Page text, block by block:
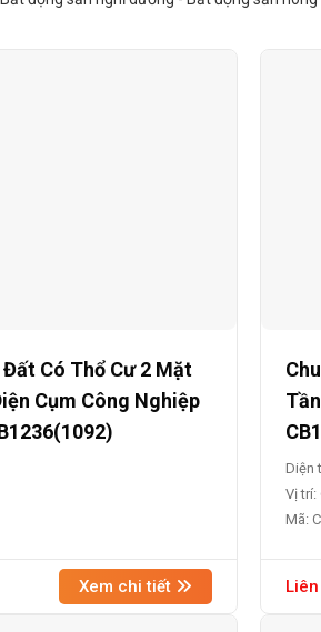
Đất Có Thổ Cư 2 Mặt
Cụm Công Nghiệp
Xem chi tiết
Diện
Vị trí:
Mã: